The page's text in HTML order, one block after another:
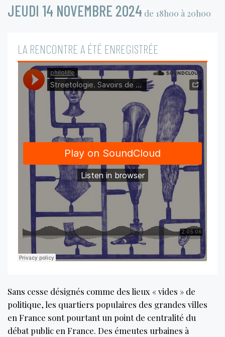
JEUDI 14 NOVEMBRE 2024 de 18h00 à 20h00
LA RENCONTRE A ÉTÉ ENREGISTRÉE
Sans cesse désignés comme des lieux « vides » de
politique, les quartiers populaires des grandes villes
en France sont pourtant un point de centralité du
débat public en France. Des émeutes urbaines à